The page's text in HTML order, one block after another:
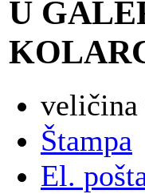
U
veličina
Štampa
El.